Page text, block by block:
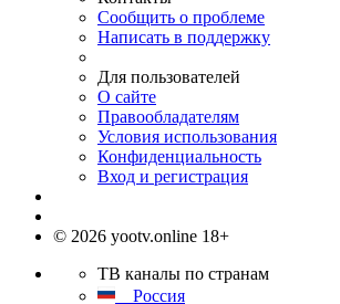
Сообщить о проблеме
Написать в поддержку
Для пользователей
О сайте
Правообладателям
Условия использования
Конфиденциальность
Вход и регистрация
© 2026 yootv.online 18+
ТВ каналы по странам
Россия